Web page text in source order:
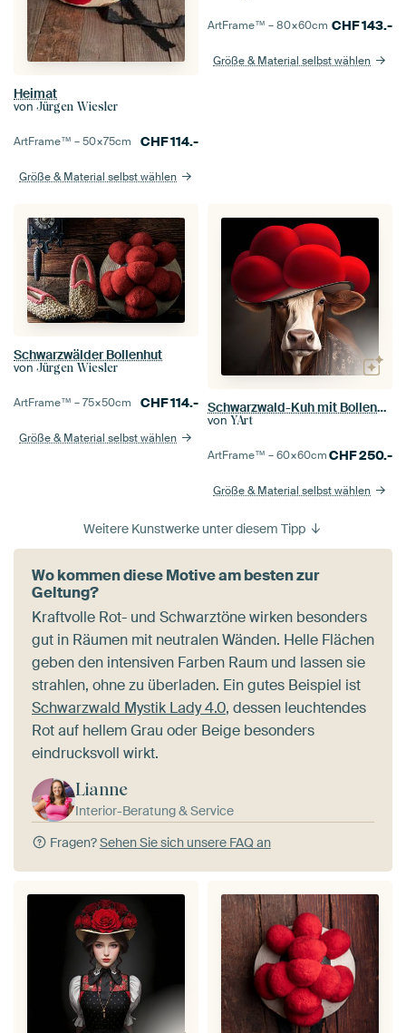
Heimat
von Jürgen Wiesler
ArtFrame™ –50×75cm CHF114.-
Größe & Material selbst wählen
ArtFrame™ –80×60cm CHF143.-
Größe & Material selbst wählen
Schwarzwälder Bollenhut
von Jürgen Wiesler
ArtFrame™ –75×50cm CHF114.-
Größe & Material selbst wählen
Schwarzwald-Kuh mit Bollenhut
von YArt
ArtFrame™ –60×60cmCHF250.-
Größe & Material selbst wählen
Weitere Kunstwerke unter diesem Tipp
Wo kommen diese Motive am besten zur
Geltung?
Kraftvolle Rot- und Schwarztöne wirken besonders
gut in Räumen mit neutralen Wänden. Helle Flächen
geben den intensiven Farben Raum und lassen sie
strahlen, ohne zu überladen. Ein gutes Beispiel ist
Schwarzwald Mystik Lady 4.0, dessen leuchtendes
Rot auf hellem Grau oder Beige besonders
eindrucksvoll wirkt.
Lianne
Interior-Beratung & Service
Fragen?Sehen Sie sich unsere FAQ an